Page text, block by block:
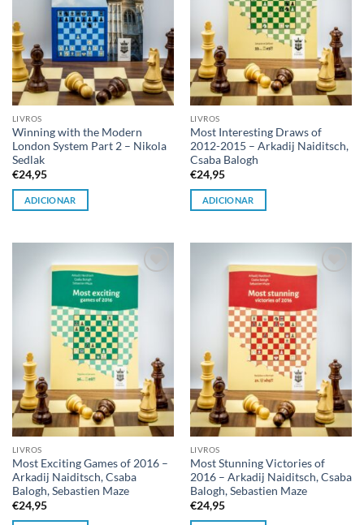
LIVROS
Winning with the Modern
London System Part 2 – Nikola
Sedlak
€24,95
ADICIONAR
LIVROS
Most Interesting Draws of
2012-2015 – Arkadij Naiditsch,
Csaba Balogh
€24,95
ADICIONAR
desejos
LIVROS
Most Exciting Games of 2016 –
Arkadij Naiditsch, Csaba
Balogh, Sebastien Maze
€24,95
desejos
LIVROS
Most Stunning Victories of
2016 – Arkadij Naiditsch, Csaba
Balogh, Sebastien Maze
€24,95